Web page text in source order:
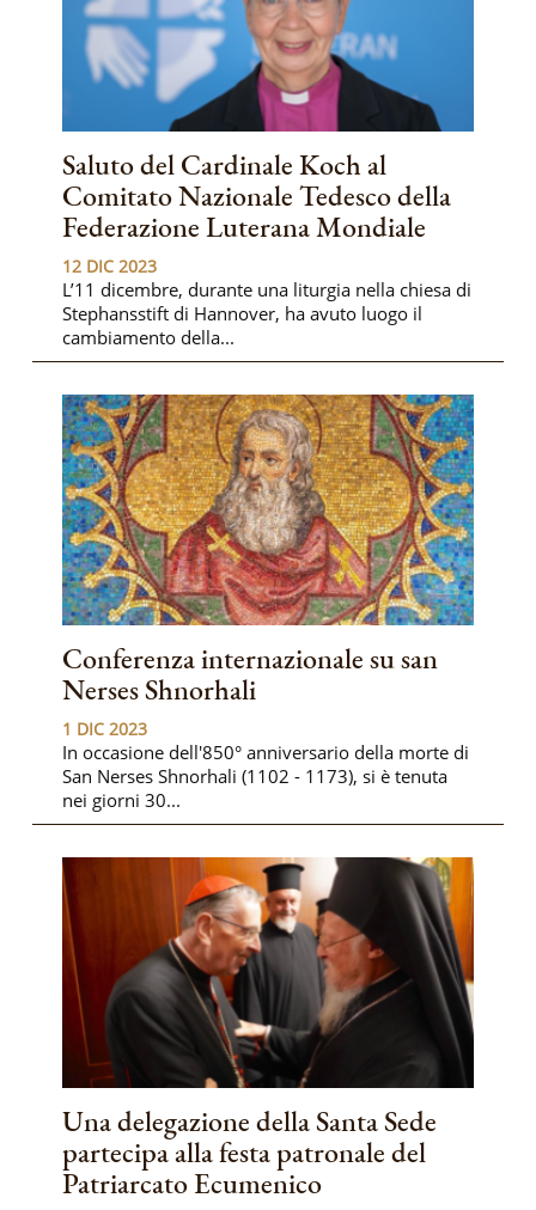
Saluto del Cardinale Koch al
Comitato Nazionale Tedesco della
Federazione Luterana Mondiale
12 DIC 2023
L’11 dicembre, durante una liturgia nella chiesa di
Stephansstift di Hannover, ha avuto luogo il
cambiamento della...
Conferenza internazionale su san
Nerses Shnorhali
1 DIC 2023
In occasione dell'850° anniversario della morte di
San Nerses Shnorhali (1102 - 1173), si è tenuta
nei giorni 30...
Una delegazione della Santa Sede
partecipa alla festa patronale del
Patriarcato Ecumenico